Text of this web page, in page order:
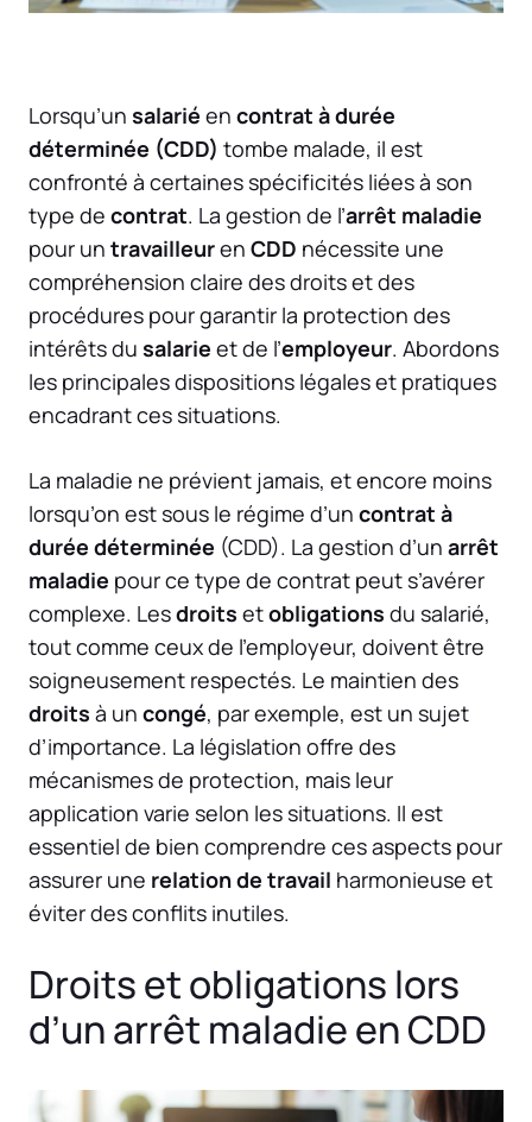
Lorsqu’un salarié en contrat à durée
déterminée (CDD) tombe malade, il est
confronté à certaines spécificités liées à son
type de contrat. La gestion de l’arrêt maladie
pour un travailleuren CDD nécessite une
compréhension claire des droits et des
procédures pour garantir la protection des
intérêts du salarie et de l’employeur. Abordons
les principales dispositions légales et pratiques
encadrant ces situations.
La maladie ne prévient jamais, et encore moins
lorsqu’on est sous le régime d’un contrat à
durée déterminée (CDD). La gestion d’un arrêt
maladie pour ce type de contrat peut s’avérer
complexe. Lesdroits etobligations du salarié,
tout comme ceux de l’employeur, doivent être
soigneusement respectés. Le maintien des
droits à un congé, par exemple, est un sujet
d’importance. La législation offre des
mécanismes de protection, mais leur
application varie selon les situations. Il est
essentiel de bien comprendre ces aspects pour
assurer une relation de travail harmonieuse et
éviter des conflits inutiles.
Droits et obligations lors
d’un arrêt maladie en CDD